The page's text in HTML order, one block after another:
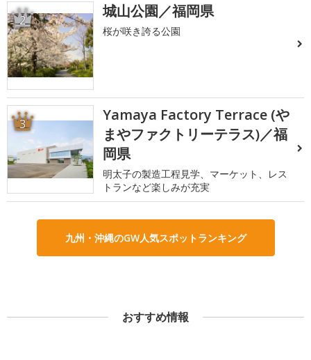
2 城山公園／福岡県
桜が咲き誇る公園
3
Yamaya Factory Terrace (や
まやファクトリーテラス)／福
岡県
明太子の製造工程見学、マーケット、レス
トランなど楽しみが充実
九州・沖縄のGW人気スポットランキング
おすすめ情報